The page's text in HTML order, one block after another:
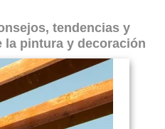
tendencias y
la pintura y decoración